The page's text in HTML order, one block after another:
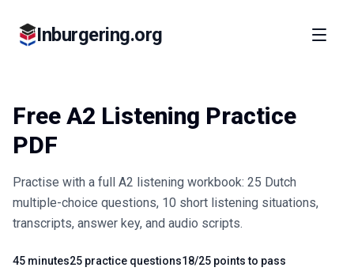
Inburgering.org
Free A2 Listening Practice
PDF
Practise with a full A2 listening workbook: 25 Dutch
multiple-choice questions, 10 short listening situations,
transcripts, answer key, and audio scripts.
Fact
45 minutes
Fact
25 practice questions
Fact
18/25 points to pass